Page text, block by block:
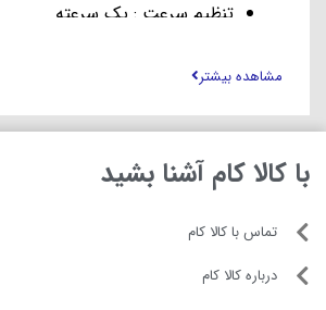
تنظیم سرعت : یک سرعته
مشاهده بیشتر
با کالا کام آشنا بشید
تماس با کالا کام
درباره کالا کام